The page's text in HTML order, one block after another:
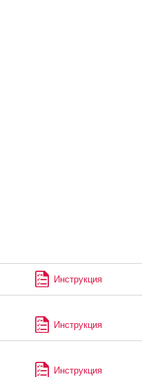
Инструкция
Инструкция
Инструкция